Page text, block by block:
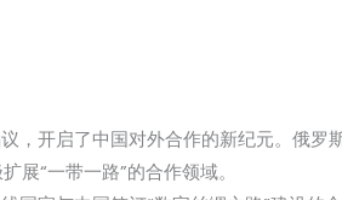
，开启了中国对外合作的新纪元。俄
展“一带一路”的合作领域。